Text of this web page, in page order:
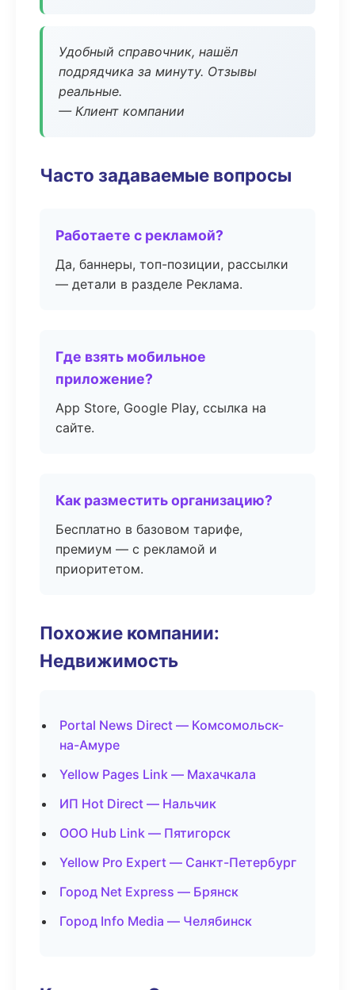
Удобный справочник, нашёл
подрядчика за минуту. Отзывы
реальные.
— Клиент компании
Часто задаваемые вопросы
Работаете с рекламой?
Да, баннеры, топ-позиции, рассылки
— детали в разделе Реклама.
Где взять мобильное
приложение?
App Store, Google Play, ссылка на
сайте.
Как разместить организацию?
Бесплатно в базовом тарифе,
премиум — с рекламой и
приоритетом.
Похожие компании:
Недвижимость
Portal News Direct — Комсомольск-
на-Амуре
Yellow Pages Link — Махачкала
ИП Hot Direct — Нальчик
ООО Hub Link — Пятигорск
Yellow Pro Expert — Санкт-Петербург
Город Net Express — Брянск
Город Info Media — Челябинск